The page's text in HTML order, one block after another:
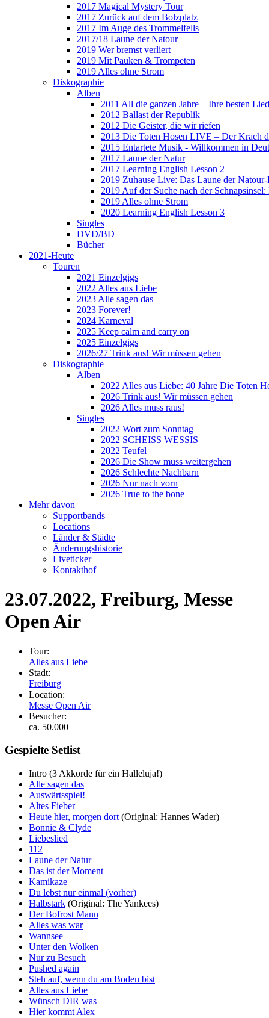
2017 Magical Mystery Tour
2017 Zurück auf dem Bolzplatz
2017 Im Auge des Trommelfells
2017/18 Laune der Natour
2019 Wer bremst verliert
2019 Mit Pauken & Trompeten
2019 Alles ohne Strom
Diskographie
Alben
2011 All die ganzen Jahre – Ihre besten
2012 Ballast der Republik
2012 Die Geister, die wir riefen
2013 Die Toten Hosen LIVE – Der Krach
2015 Entartete Musik - Willkommen in
2017 Laune der Natur
2017 Learning English Lesson 2
2019 Zuhause Live: Das Laune der
2019 Auf der Suche nach der
2019 Alles ohne Strom
2020 Learning English Lesson 3
Singles
DVD/BD
Bücher
2021-Heute
Touren
2021 Einzelgigs
2022 Alles aus Liebe
2023 Alle sagen das
2023 Forever!
2024 Karneval
2025 Keep calm and carry on
2025 Einzelgigs
2026/27 Trink aus! Wir müssen gehen
Diskographie
Alben
2022 Alles aus Liebe: 40 Jahre Die Toten
2026 Trink aus! Wir müssen gehen
2026 Alles muss raus!
Singles
2022 Wort zum Sonntag
2022 SCHEISS WESSIS
2022 Teufel
2026 Die Show muss weitergehen
2026 Schlechte Nachbarn
2026 Nur nach vorn
2026 True to the bone
Mehr davon
Supportbands
Locations
Länder & Städte
Änderungshistorie
Liveticker
Kontakthof
23.07.2022, Freiburg, Messe
Open Air
Tour:
Alles aus Liebe
Stadt:
Freiburg
Location:
Messe Open Air
Besucher:
ca. 50.000
Gespielte Setlist
Intro (3 Akkorde für ein Halleluja!)
Alle sagen das
Auswärtsspiel!
Altes Fieber
Heute hier, morgen dort (Original: Hannes Wader)
Bonnie & Clyde
Liebeslied
112
Laune der Natur
Das ist der Moment
Kamikaze
Du lebst nur einmal (vorher)
Halbstark (Original: The Yankees)
Der Bofrost Mann
Alles was war
Wannsee
Unter den Wolken
Nur zu Besuch
Pushed again
Steh auf, wenn du am Boden bist
Alles aus Liebe
Wünsch DIR was
Hier kommt Alex